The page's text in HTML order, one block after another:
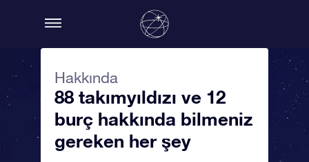
Hakkında
88 takımyıldızı ve 12
burç hakkında bilmeniz
gereken her şey